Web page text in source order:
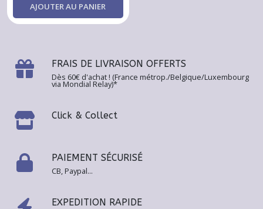
AJOUTER AU PANIER
FRAIS DE LIVRAISON OFFERTS
Dès 60€ d'achat ! (France métrop./Belgique/Luxembourg
via Mondial Relay)*
Click & Collect
PAIEMENT SÉCURISÉ
CB, Paypal...
EXPEDITION RAPIDE